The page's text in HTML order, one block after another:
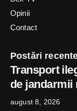
Opinii
Contact
Postări
Transport
de jandarmii
august 8, 2026